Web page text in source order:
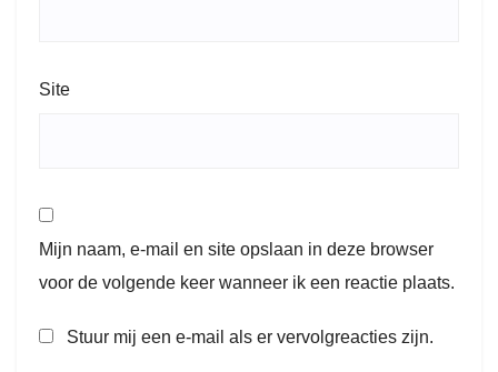
Site
Mijn naam, e-mail en site opslaan in deze browser
voor de volgende keer wanneer ik een reactie plaats.
Stuur mij een e-mail als er vervolgreacties zijn.